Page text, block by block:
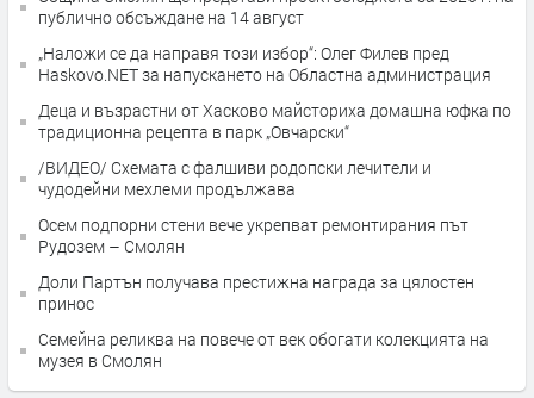
публично обсъждане на 14 август
„Наложи се да направя този избор“: Олег Филев пред
Haskovo.NET за напускането на Областна администрация
Деца и възрастни от Хасково майсториха домашна юфка по
традиционна рецепта в парк „Овчарски“
/ВИДЕО/ Схемата с фалшиви родопски лечители и
чудодейни мехлеми продължава
Осем подпорни стени вече укрепват ремонтирания път
Рудозем – Смолян
Доли Партън получава престижна награда за цялостен
принос
Семейна реликва на повече от век обогати колекцията на
музея в Смолян